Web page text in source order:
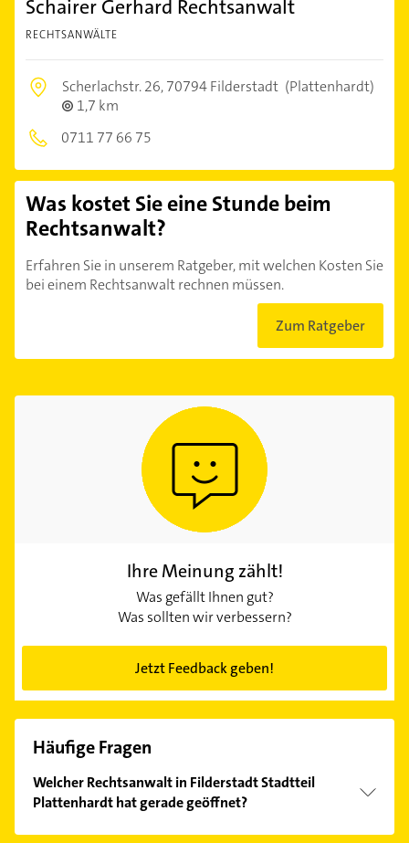
Schairer Gerhard Rechtsanwalt
RECHTSANWÄLTE
Scherlachstr. 26,70794 Filderstadt (Plattenhardt)
1,7 km
0711 77 66 75
Was kostet Sie eine Stunde beim
Rechtsanwalt?
Erfahren Sie in unserem Ratgeber, mit welchen Kosten Sie
bei einem Rechtsanwalt rechnen müssen.
Zum Ratgeber
Ihre Meinung zählt!
Was gefällt Ihnen gut?
Was sollten wir verbessern?
Jetzt Feedback geben!
Häufige Fragen
Welcher Rechtsanwalt in Filderstadt Stadtteil
Plattenhardt hat gerade geöffnet?
Im Anbieter-Bereich finden Sie alleÖffnungszeiten.